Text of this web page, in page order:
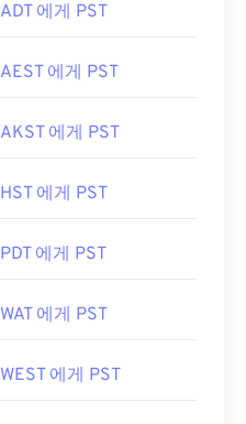
ADT 에게 PST
AEST 에게 PST
AKST 에게 PST
HST 에게 PST
PDT 에게 PST
WAT 에게 PST
WEST 에게 PST